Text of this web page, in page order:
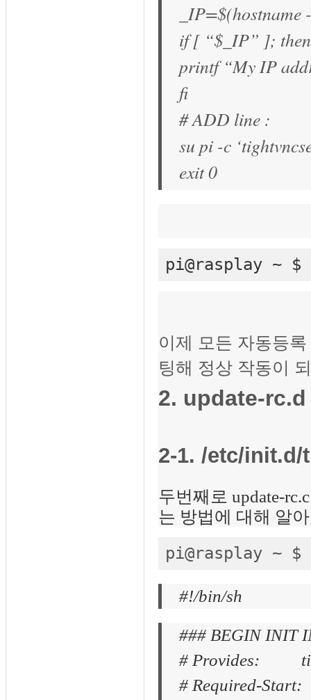
if [ “$_IP” ]; then
printf “My IP
fi
# ADD line :
su pi -c
exit 0
pi@rasplay ~ $
이제 모든 자동등
팅해 정상 작동이
2. update-rc.d
2-1. /etc/
두번째로 update-
는 방법에 대해 알
pi@rasplay ~
#!/bin/sh
### BEGIN INIT
# Provides:
# Required-